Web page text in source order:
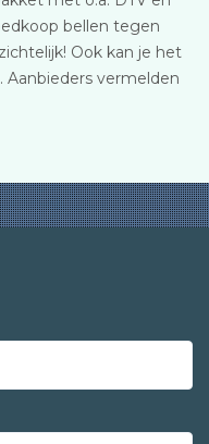
bellen tegen
Ook kan je het
vermelden